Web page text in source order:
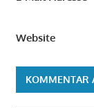
Website